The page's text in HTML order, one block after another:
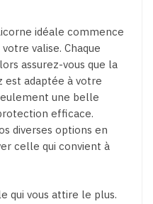
idéale commence
valise. Chaque
assurez-vous que la
est adaptée à votre
une belle
efficace.
diverses options en
celle qui convient à
qui vous attire le plus.